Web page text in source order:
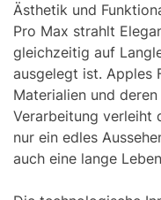
Ästhetik und
Pro Max strahlt
gleichzeitig auf
ausgelegt ist. Apples
Materialien und
Verarbeitung verleiht
nur ein edles
auch eine lange